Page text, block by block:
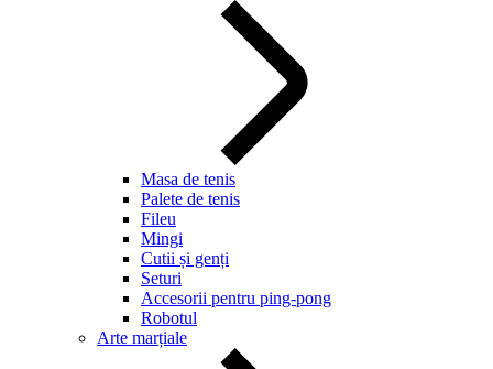
Masa de tenis
Palete de tenis
Fileu
Mingi
Cutii și genți
Seturi
Accesorii pentru ping-pong
Robotul
Arte marțiale